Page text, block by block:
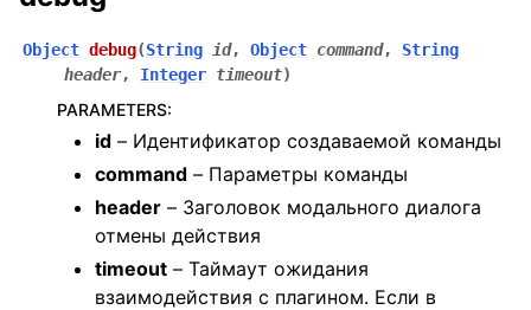
Object debug(String id, Object command, String
header, Integer timeout)
PARAMETERS:
id – Идентификатор создаваемой команды
command – Параметры команды
header – Заголовок модального диалога
отмены действия
timeout – Таймаут ожидания
взаимодействия с плагином. Если в